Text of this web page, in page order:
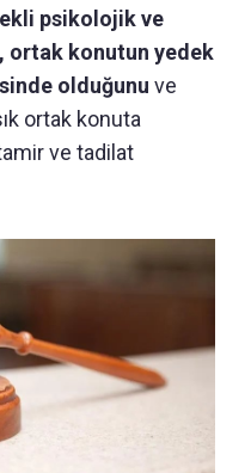
psikolojik ve
ortak konutun yedek
olduğunu ve
ortak konuta
ve tadilat